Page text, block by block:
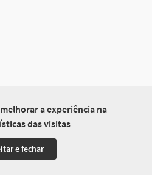
a experiência na
das visitas
e fechar